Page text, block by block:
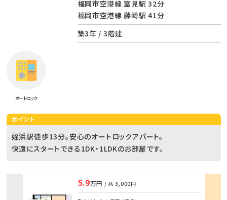
福岡市空港線 室見駅 32分
福岡市空港線 藤崎駅 41分
築3年 / 3階建
オートロック
ポイント
姪浜駅徒歩13分。安心のオートロックアパート。
快適にスタートできる1DK・1LDKのお部屋です。
5.9万円 / 共 3,000円